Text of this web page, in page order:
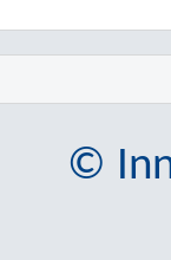
©